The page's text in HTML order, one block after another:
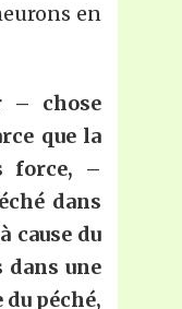
en
– chose
que la
force, –
dans
cause du
dans une
péché,